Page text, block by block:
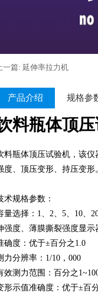
一篇: 延伸率拉力机
产品介绍 规格参
料瓶体顶
料瓶体顶压试验机，该
度、顶压变形、持压变
术规格参数：
量选择：1、2、5、10、
强度、薄膜撕裂强度显
确度：优于±百分之1.0
力分辨率：1/10，000
效测力范围：百分之
形示值准确度：优于±百